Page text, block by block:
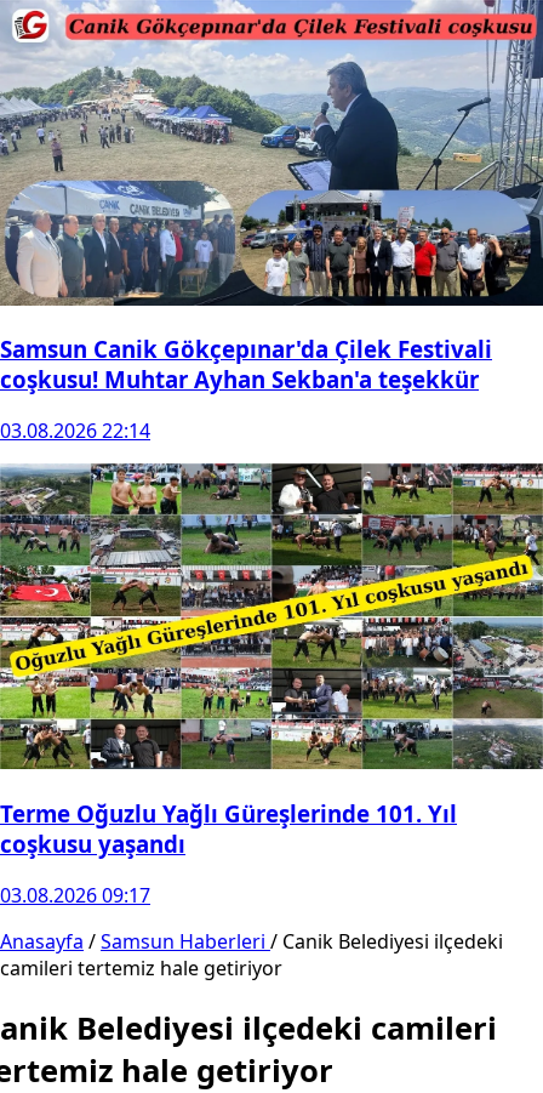
Samsun Canik Gökçepınar'da Çilek Festivali
coşkusu! Muhtar Ayhan Sekban'a teşekkür
03.08.2026 22:14
Terme Oğuzlu Yağlı Güreşlerinde 101. Yıl
coşkusu yaşandı
03.08.2026 09:17
Anasayfa /Samsun Haberleri / Canik Belediyesi ilçedeki
camileri tertemiz hale getiriyor
Belediyesi ilçedeki camileri
hale getiriyor